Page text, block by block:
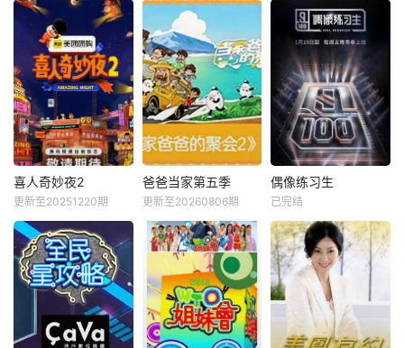
喜人奇妙夜2
更新至20251220期
爸爸当家第五季
更新至20260806期
偶像练习生
已完结